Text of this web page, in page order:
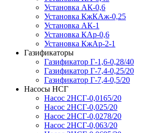
Установка АК-0,6
Установка КжКАж-0,25
Установка АК-1
Установка КАр-0,6
Установка КжАр-2-1
Газификаторы
Газификатор Г-1,6-0,28/40
Газификатор Г-7,4-0,25/20
Газификатор Г-7,4-0,5/20
Насосы НСГ
Насос 2НСГ-0,0165/20
Насос 2НСГ-0,025/20
Насос 2НСГ-0,0278/20
Насос 2НСГ-0,063/20